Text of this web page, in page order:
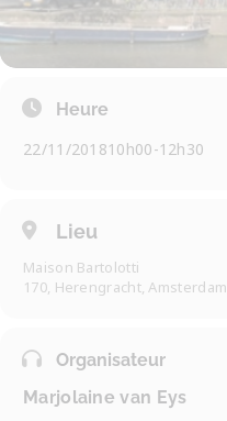
Heure
22/11/201810h00-12h30
Lieu
Maison Bartolotti
170, Herengracht, Amsterdam
Organisateur
Marjolaine van Eys